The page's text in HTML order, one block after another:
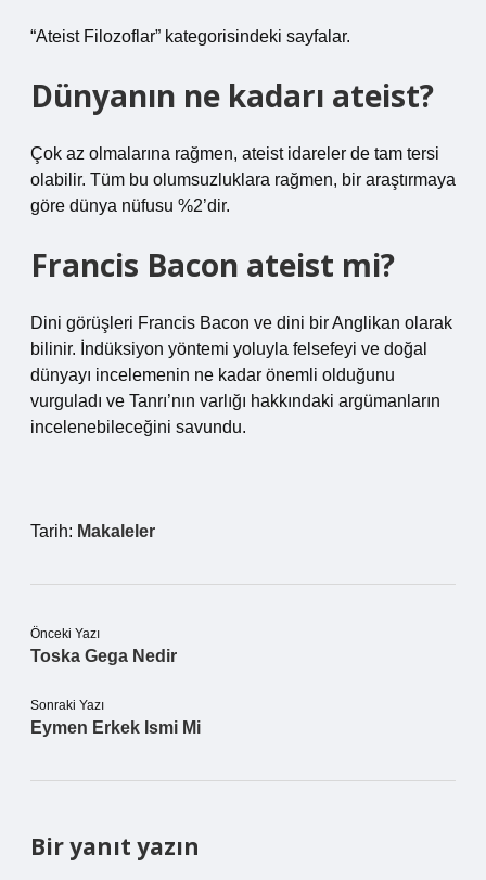
“Ateist Filozoflar” kategorisindeki sayfalar.
Dünyanın ne kadarı ateist?
Çok az olmalarına rağmen, ateist idareler de tam tersi
olabilir. Tüm bu olumsuzluklara rağmen, bir araştırmaya
göre dünya nüfusu %2’dir.
Francis Bacon ateist mi?
Dini görüşleri Francis Bacon ve dini bir Anglikan olarak
bilinir. İndüksiyon yöntemi yoluyla felsefeyi ve doğal
dünyayı incelemenin ne kadar önemli olduğunu
vurguladı ve Tanrı’nın varlığı hakkındaki argümanların
incelenebileceğini savundu.
Tarih: Makaleler
Önceki Yazı
Toska Gega Nedir
Sonraki Yazı
Eymen Erkek Ismi Mi
Bir yanıt yazın